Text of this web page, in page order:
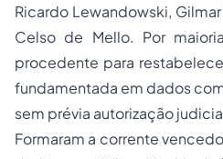
Ricardo Lewandowski,
Celso de Mello. Por
procedente para
fundamentada em dados
sem prévia autorização
Formaram a corrente